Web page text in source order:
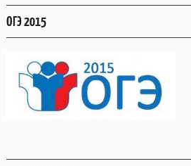
ОГЭ 2015